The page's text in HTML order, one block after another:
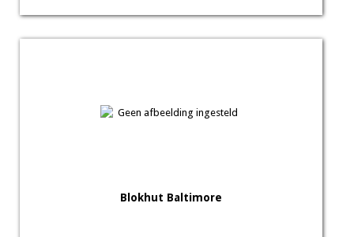
Blokhut Baltimore